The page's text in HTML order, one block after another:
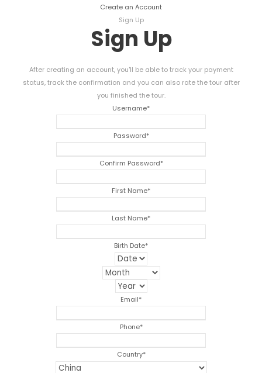
Create an Account
Sign Up
Sign Up
After creating an account,you'll be able to track your payment
status,track the confirmation and you can also rate the tour after
you finished the tour.
Username*
Password*
Confirm Password*
First Name*
Last Name*
Birth Date*
Email*
Phone*
Country*